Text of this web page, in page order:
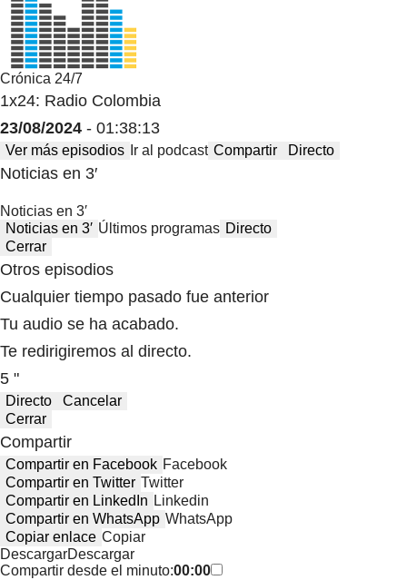
Crónica 24/7
1x24: Radio Colombia
23/08/2024 - 01:38:13
Ver más episodios Ir al podcast Compartir Directo
Noticias en 3′
Noticias en 3′
Noticias en 3′ Últimos programas Directo
Cerrar
Otros episodios
Cualquier tiempo pasado fue anterior
Tu audio se ha acabado.
Te redirigiremos al directo.
5 "
Directo
Cancelar
Cerrar
Compartir
Compartir en Facebook Facebook
Compartir en Twitter Twitter
Compartir en LinkedIn Linkedin
Compartir en WhatsApp WhatsApp
Copiar enlace Copiar
DescargarDescargar
Compartir desde el minuto:00:00